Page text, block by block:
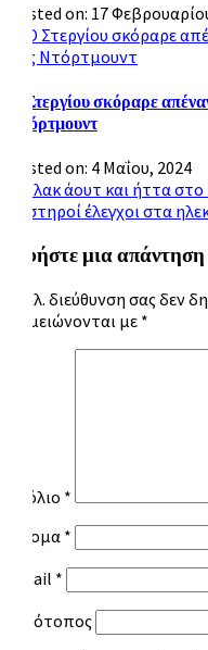
Posted on: 17
Ο Στεργίου σκόραρε
Ντόρτμουντ
Posted on: 4 Μαΐου, 2024
Πλοήγηση
άρθρων
Μπλακ άουτ και ήττα
Αυστηροί έλεγχοι στα
Αφήστε μια απάντηση
Η ηλ. διεύθυνση σας δεν
σημειώνονται με *
Σχόλιο *
Όνομα *
Email *
Ιστότοπος